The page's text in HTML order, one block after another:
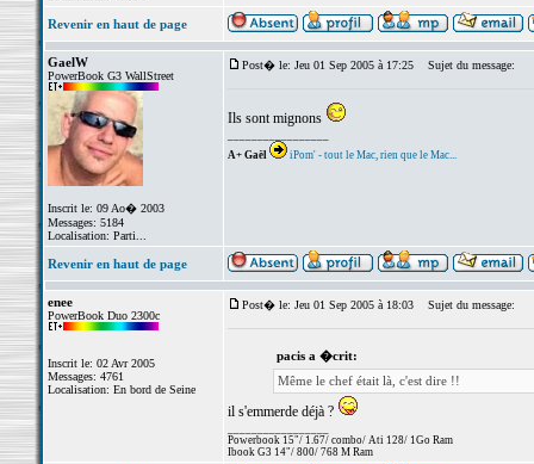
Revenir en haut de page
GaelW
PowerBook G3 WallStreet
Inscrit le: 09 Ao� 2003
Messages: 5184
Localisation: Parti...
Post� le: Jeu 01 Sep 2005 à 17:25 Sujet du message:
Ils sont mignons
A+ Gaël
iPom' - tout le Mac, rien que le Mac...
Revenir en haut de page
enee
PowerBook Duo 2300c
Inscrit le: 02 Avr 2005
Messages: 4761
Localisation: En bord de Seine
Post� le: Jeu 01 Sep 2005 à 18:03 Sujet du message:
pacis a �crit:
Même le chef était là, c'est dire !!
il s'emmerde déjà ?
Powerbook 15"/ 1.67/ combo/ Ati 128/ 1Go Ram
Ibook G3 14"/ 800/ 768 M Ram